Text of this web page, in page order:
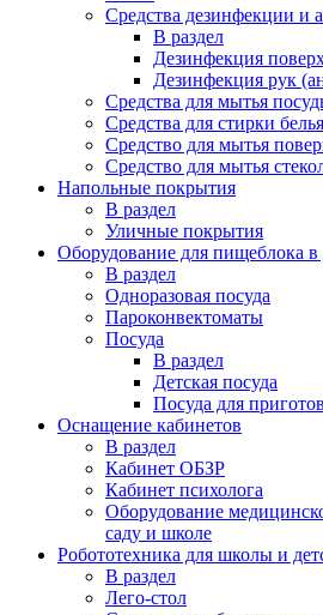
Средства дезинфекции и
В раздел
Дезинфекция
Дезинфекция рук
Средства для мытья
Средства для стирки белья
Средство для мытья
Средство для мытья
Напольные покрытия
В раздел
Уличные покрытия
Оборудование для пищеблока в
В раздел
Одноразовая посуда
Пароконвектоматы
Посуда
В раздел
Детская посуда
Посуда для
Оснащение кабинетов
В раздел
Кабинет ОБЗР
Кабинет психолога
Оборудование
саду и школе
Робототехника для школы и
В раздел
Лего-стол